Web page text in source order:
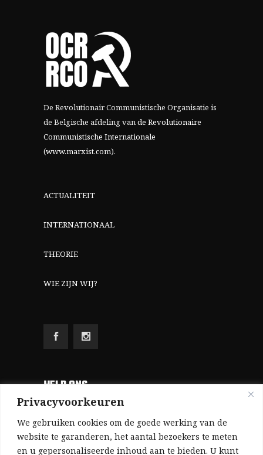
Privacyvoorkeuren
We gebruiken cookies om de goede werking van de
website te garanderen, het aantal bezoekers te meten
en u gepersonaliseerde inhoud aan te bieden. U kunt
De Revolutionair Communistische Organisatie is
de Belgische afdeling vande Revolutionaire
Communistische Internationale
(www.marxist.com).
ACTUALITEIT
INTERNATIONAAL
THEORIE
WIE ZIJN WIJ?
HELP ONS
Aangezien we volledig zelf gefinancierd zijn
(zonder subsidies, zonder commerciële
advertenties en zonder rijke sponsors), zijn we